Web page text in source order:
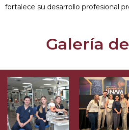
fortalece su desarrollo profesional
Galería